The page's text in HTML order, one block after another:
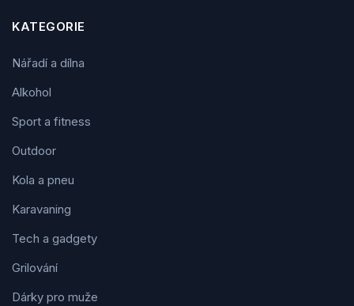
KATEGORIE
Nářadí a dílna
Alkohol
Sport a fitness
Outdoor
Kola a pneu
Karavaning
Tech a gadgety
Grilování
Dárky pro muže